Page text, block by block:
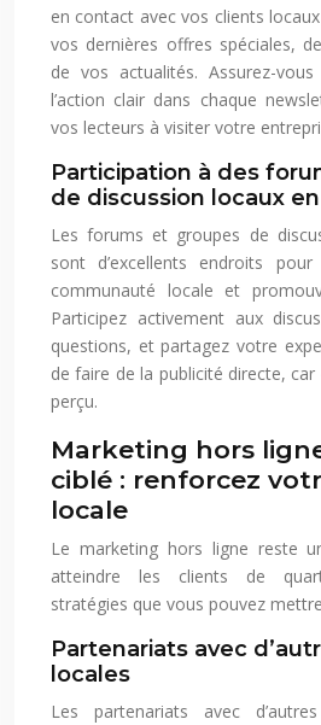
en contact avec vos clients
vos dernières offres spéciales,
de vos actualités. Assurez-
l’action clair dans chaque
vos lecteurs à visiter votre
Participation à des
de discussion locaux
Les forums et groupes de
sont d’excellents endroits
communauté locale et
Participez activement aux
questions, et partagez votre
de faire de la publicité directe,
perçu.
Marketing hors
ciblé : renforcez
locale
Le marketing hors ligne reste
atteindre les clients de
stratégies que vous pouvez
Partenariats avec
locales
Les partenariats avec